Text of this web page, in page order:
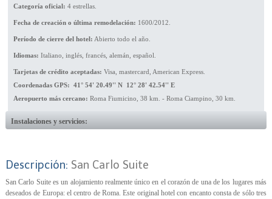
Categoría oficial: 4 estrellas.
Fecha de creación o última remodelación: 1600/2012.
Período de cierre del hotel: Abierto todo el año.
Idiomas: Italiano, inglés, francés, alemán, español.
Tarjetas de crédito aceptadas: Visa, mastercard, American Express.
Coordenadas GPS: 41° 54' 20.49'' N 12° 28' 42.54'' E
Aeropuerto más cercano: Roma Fiumicino, 38 km. - Roma Ciampino, 30 km.
Instalaciones y servicios:
Descripción: San Carlo Suite
San Carlo Suite es un alojamiento realmente único en el corazón de una de los lugares más
deseados de Europa: el centro de Roma. Este original hotel con encanto consta de sólo tres